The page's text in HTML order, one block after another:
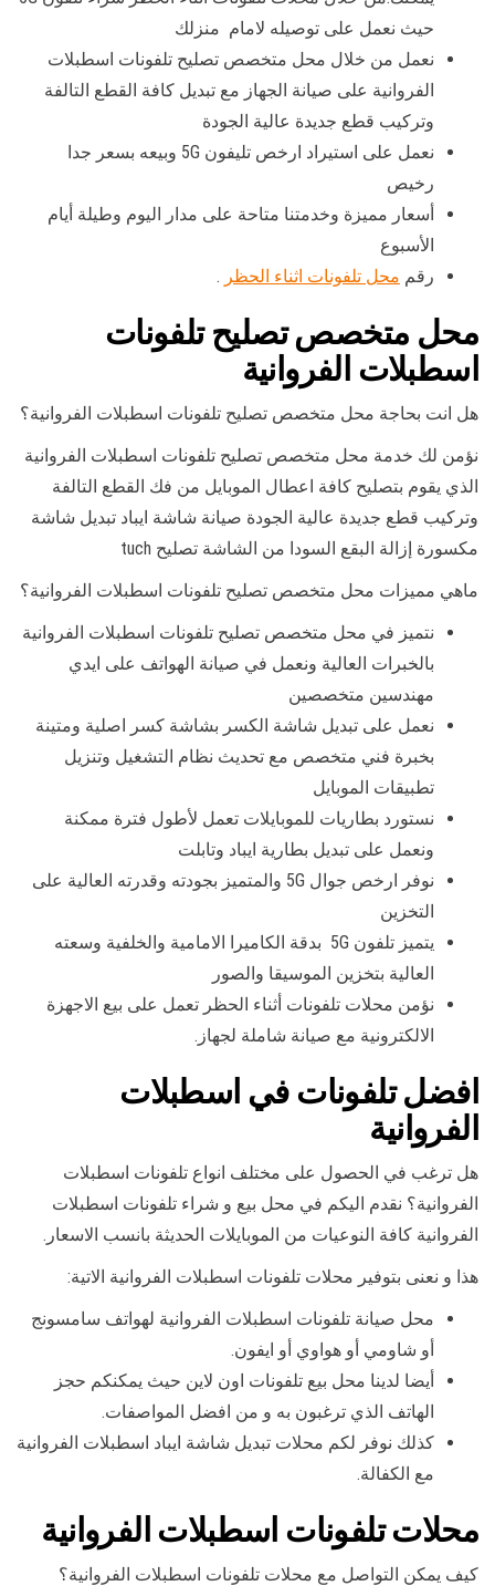
حيث نعمل على توصيله لامام منزلك
نعمل من خلال محل متخصص تصليح تلفونات اسطبلات
الفروانية على صيانة الجهاز مع تبديل كافة القطع التالفة
وتركيب قطع جديدة عالية الجودة
نعمل على استيراد ارخص تليفون 5G وبيعه بسعر جدا
رخيص
أسعار مميزة وخدمتنا متاحة على مدار اليوم وطيلة أيام
الأسبوع
رقم محل تلفونات اثناء الحظر .
محل متخصص تصليح تلفونات
اسطبلات الفروانية
هل انت بحاجة محل متخصص تصليح تلفونات اسطبلات الفروانية؟
نؤمن لك خدمة محل متخصص تصليح تلفونات اسطبلات الفروانية
الذي يقوم بتصليح كافة اعطال الموبايل من فك القطع التالفة
وتركيب قطع جديدة عالية الجودة صيانة شاشة ايباد تبديل شاشة
مكسورة إزالة البقع السودا من الشاشة تصليح tuch
ماهي مميزات محل متخصص تصليح تلفونات اسطبلات الفروانية؟
نتميز في محل متخصص تصليح تلفونات اسطبلات الفروانية
بالخبرات العالية ونعمل في صيانة الهواتف على ايدي
مهندسين متخصصين
نعمل على تبديل شاشة الكسر بشاشة كسر اصلية ومتينة
بخبرة فني متخصص مع تحديث نظام التشغيل وتنزيل
تطبيقات الموبايل
نستورد بطاريات للموبايلات تعمل لأطول فترة ممكنة
ونعمل على تبديل بطارية ايباد وتابلت
نوفر ارخص جوال 5G والمتميز بجودته وقدرته العالية على
التخزين
يتميز تلفون 5G بدقة الكاميرا الامامية والخلفية وسعته
العالية بتخزين الموسيقا والصور
نؤمن محلات تلفونات أثناء الحظر تعمل على بيع الاجهزة
الالكترونية مع صيانة شاملة لجهاز.
افضل تلفونات في اسطبلات
الفروانية
هل ترغب في الحصول على مختلف انواع تلفونات اسطبلات
الفروانية؟ نقدم اليكم في محل بيع و شراء تلفونات اسطبلات
الفروانية كافة النوعيات من الموبايلات الحديثة بانسب الاسعار.
هذا و نعنى بتوفير محلات تلفونات اسطبلات الفروانية الاتية:
محل صيانة تلفونات اسطبلات الفروانية لهواتف سامسونج
أو شاومي أو هواوي أو ايفون.
أيضا لدينا محل بيع تلفونات اون لاين حيث يمكنكم حجز
الهاتف الذي ترغبون به و من افضل المواصفات.
كذلك نوفر لكم محلات تبديل شاشة ايباد اسطبلات الفروانية
مع الكفالة.
محلات تلفونات اسطبلات الفروانية
كيف يمكن التواصل مع محلات تلفونات اسطبلات الفروانية؟